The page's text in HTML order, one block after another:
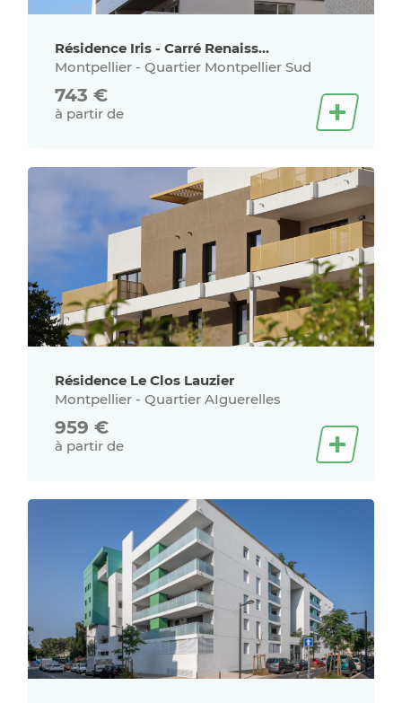
Résidence Iris - Carré Renaissance
Montpellier - Quartier Montpellier Sud
743 €
à partir de
Résidence Le Clos Lauzier
Montpellier - Quartier AIguerelles
959 €
à partir de